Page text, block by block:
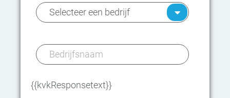
{{kvkResponsetext}}